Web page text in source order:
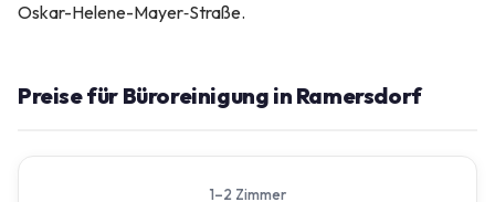
Oskar-Helene-Mayer‑Straße.
Preise für Büroreinigung in Ramersdorf
1–2 Zimmer